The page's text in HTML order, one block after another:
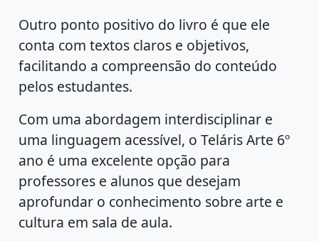
Outro ponto positivo do livro é que ele
conta com textos claros e objetivos,
facilitando a compreensão do conteúdo
pelos estudantes.
Com uma abordagem interdisciplinar e
uma linguagem acessível, o Teláris Arte 6º
ano é uma excelente opção para
professores e alunos que desejam
aprofundar o conhecimento sobre arte e
cultura em sala de aula.